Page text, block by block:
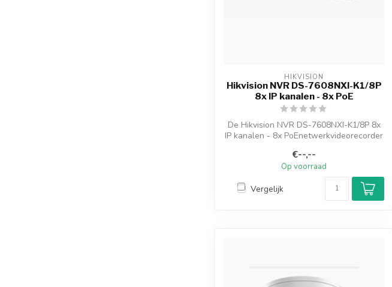
HIKVISION
Hikvision NVR DS-7608NXI-K1/8P
8x IP kanalen - 8x PoE
De Hikvision NVR DS-7608NXI-K1/8P 8x
IP kanalen - 8x PoEnetwerkvideorecorder
€--,--
Op voorraad
Vergelijk